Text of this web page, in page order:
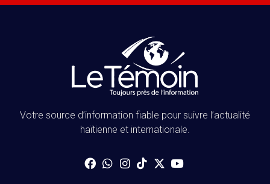
Votre source d’information fiable pour suivre l’actualité
haïtienne et internationale.